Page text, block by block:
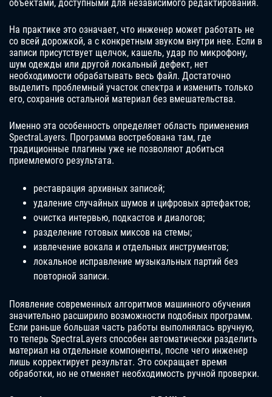
объектами, доступными для независимого редактирования.
На практике это означает, что инженер может работать не
со всей дорожкой, а с конкретным звуком внутри нее. Если в
записи присутствует щелчок, кашель, удар по микрофону,
шум одежды или другой локальный дефект, нет
необходимости обрабатывать весь файл. Достаточно
выделить проблемный участок спектра и изменить только
его, сохранив остальной материал без вмешательства.
Именно эта особенность определяет область применения
SpectraLayers. Программа востребована там, где
традиционные плагины уже не позволяют добиться
приемлемого результата.
реставрация архивных записей;
удаление случайных шумов и цифровых артефактов;
очистка интервью, подкастов и диалогов;
разделение готовых миксов на стемы;
извлечение вокала и отдельных инструментов;
локальное исправление музыкальных партий без
повторной записи.
Появление современных алгоритмов машинного обучения
значительно расширило возможности подобных программ.
Если раньше большая часть работы выполнялась вручную,
то теперь SpectraLayers способен автоматически разделить
материал на отдельные компоненты, после чего инженер
лишь корректирует результат. Это сокращает время
обработки, но не отменяет необходимость ручной проверки.